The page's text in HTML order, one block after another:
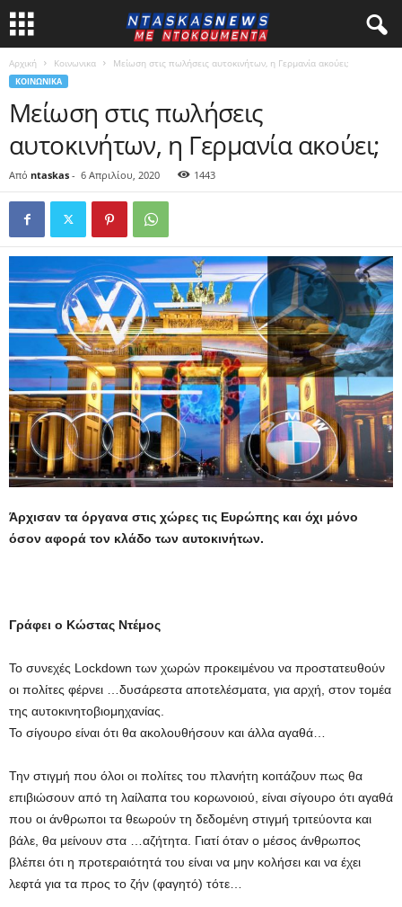
Αρχική Κοινωνικα Mείωση στις πωλήσεις αυτοκινήτων, η Γερμανία ακούει;
ΚΟΙΝΩΝΙΚΑ
Mείωση στις πωλήσεις
αυτοκινήτων, η Γερμανία ακούει;
Από ntaskas - 6 Απριλίου, 2020 1443
Άρχισαν τα όργανα στις χώρες τις Ευρώπης και όχι μόνο
όσον αφορά τον κλάδο των αυτοκινήτων.
Γράφει ο Κώστας Ντέμος
Το συνεχές Lockdown των χωρών προκειμένου να προστατευθούν
οι πολίτες φέρνει …δυσάρεστα αποτελέσματα, για αρχή, στον τομέα
της αυτοκινητοβιομηχανίας.
Το σίγουρο είναι ότι θα ακολουθήσουν και άλλα αγαθά…
Την στιγμή που όλοι οι πολίτες του πλανήτη κοιτάζουν πως θα
επιβιώσουν από τη λαίλαπα του κορωνοιού, είναι σίγουρο ότι αγαθά
που οι άνθρωποι τα θεωρούν τη δεδομένη στιγμή τριτεύοντα και
βάλε, θα μείνουν στα …αζήτητα. Γιατί όταν ο μέσος άνθρωπος
βλέπει ότι η προτεραιότητά του είναι να μην κολήσει και να έχει
λεφτά για τα προς το ζήν (φαγητό) τότε…